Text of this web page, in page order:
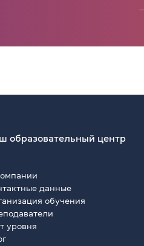
образовательный центр
данные
обучения
уровня